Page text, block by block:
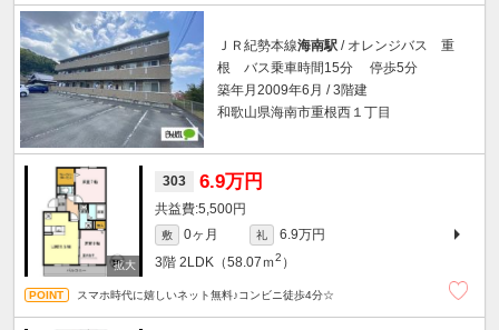
ＪＲ紀勢本線海南駅 / オレンジバス 重
根 バス乗車時間15分 停歩5分
築年月2009年6月 / 3階建
和歌山県海南市重根西１丁目
303 6.9万円
5,500円
敷 0ヶ月 礼
6.9万円
3階 2LDK（58.07ｍ2 ）
スマホ時代に嬉しいネット無料♪コンビニ徒歩4分☆